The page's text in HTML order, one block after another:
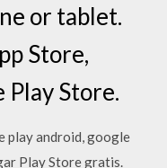
or tablet.
Store,
Play Store.
play android, google
Play Store gratis.